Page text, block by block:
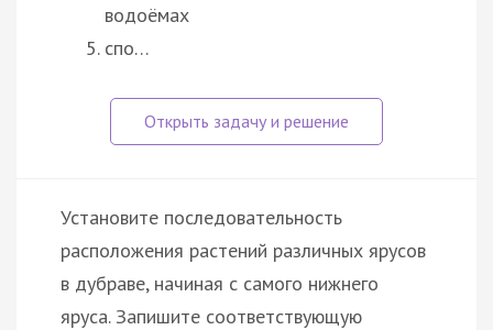
водоёмах
спо…
Установите последовательность
расположения растений различных ярусов
в дубраве, начиная с самого нижнего
яруса. Запишите соответствующую